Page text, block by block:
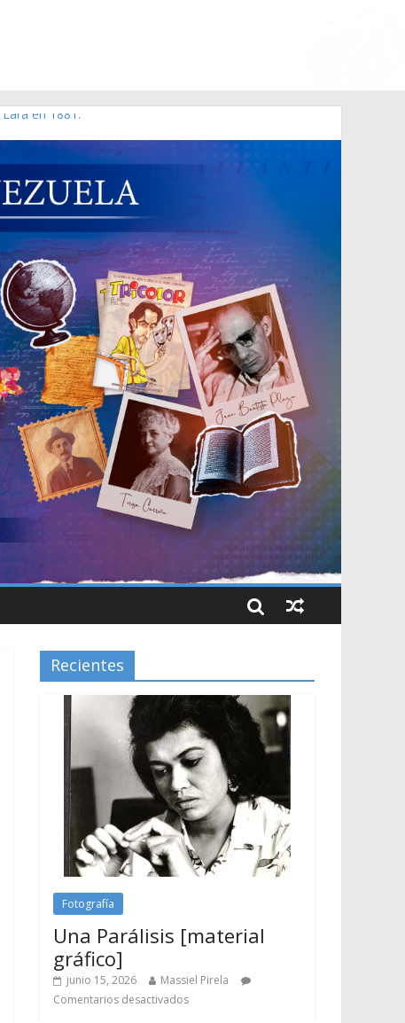
en 1881.
2006 N° 38.394
Recientes
Fotografía
Una Parálisis [material
gráfico]
junio 15, 2026
Massiel Pirela
Comentarios desactivados